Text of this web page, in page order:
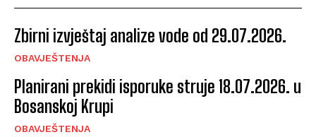
Zbirni izvještaj analize vode od 29.07.2026.
OBAVJEŠTENJA
Planirani prekidi isporuke struje 18.07.2026. u
Bosanskoj Krupi
OBAVJEŠTENJA